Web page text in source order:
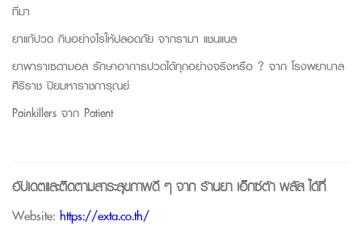
ที่มา
ยาแก้ปวด กินอย่างไรให้ปลอดภัย จากรามา แชนแนล
ยาพาราเซตามอล รักษาอาการปวดได้ทุกอย่างจริงหรือ ? จากโรงพยาบาล
ศิริราช ปิยมหาราชการุณย์
Painkillers จาก Patient
อัปเดตและติดตามสาระสุขภาพดี ๆ จากร้านยา เอ็กซ์ต้า พลัสได้ที่
Website: https://exta.co.th/